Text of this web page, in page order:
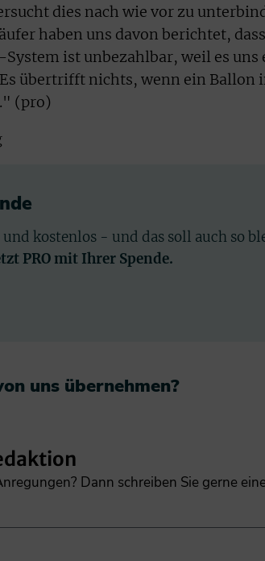
dies nach wie vor zu
haben uns davon berichtet,
System ist unbezahlbar, weil es
übertrifft nichts, wenn ein Ballon
(pro)
kostenlos - und das soll auch so
PRO mit Ihrer Spende.
uns übernehmen?​
Dann schreiben Sie gerne